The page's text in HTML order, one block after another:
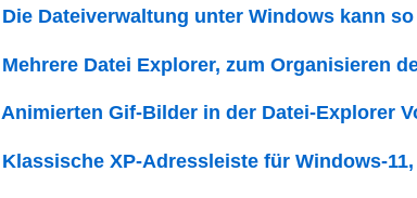
Die Dateiverwaltung unter Windows kann
Mehrere Datei Explorer, zum Organisieren
Animierten Gif-Bilder in der Datei-Explorer
Klassische XP-Adressleiste für Windows-